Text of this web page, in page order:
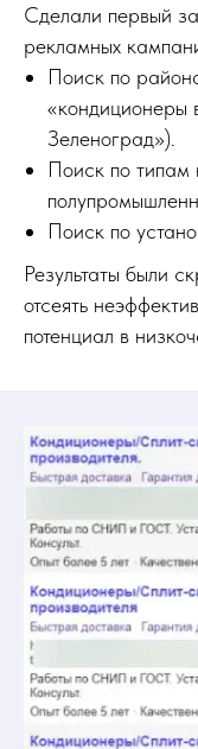
Сделали первый
рекламных
Поиск по
«кондиционеры
Зеленоград»).
Поиск по типам
Поиск по
Результаты были
отсеять
потенциал в